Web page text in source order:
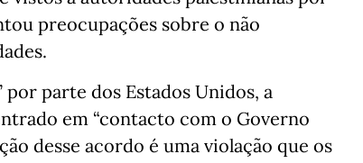
preocupações sobre o não
por parte dos Estados Unidos, a
em “contacto com o Governo
desse acordo é uma violação que os